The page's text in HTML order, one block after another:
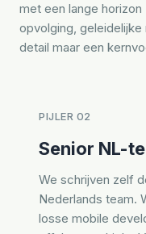
met een lange
opvolging,
detail maar een
PIJLER 02
Senior NL-
We schrijven zelf
Nederlands team.
losse mobile